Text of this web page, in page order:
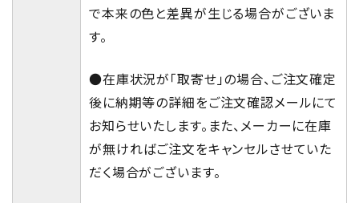
で本来の色と差異が生じる場合がございま
す。
●在庫状況が「取寄せ」の場合、ご注文確定
後に納期等の詳細をご注文確認メールにて
お知らせいたします。また、メーカーに在庫
が無ければご注文をキャンセルさせていた
だく場合がございます。